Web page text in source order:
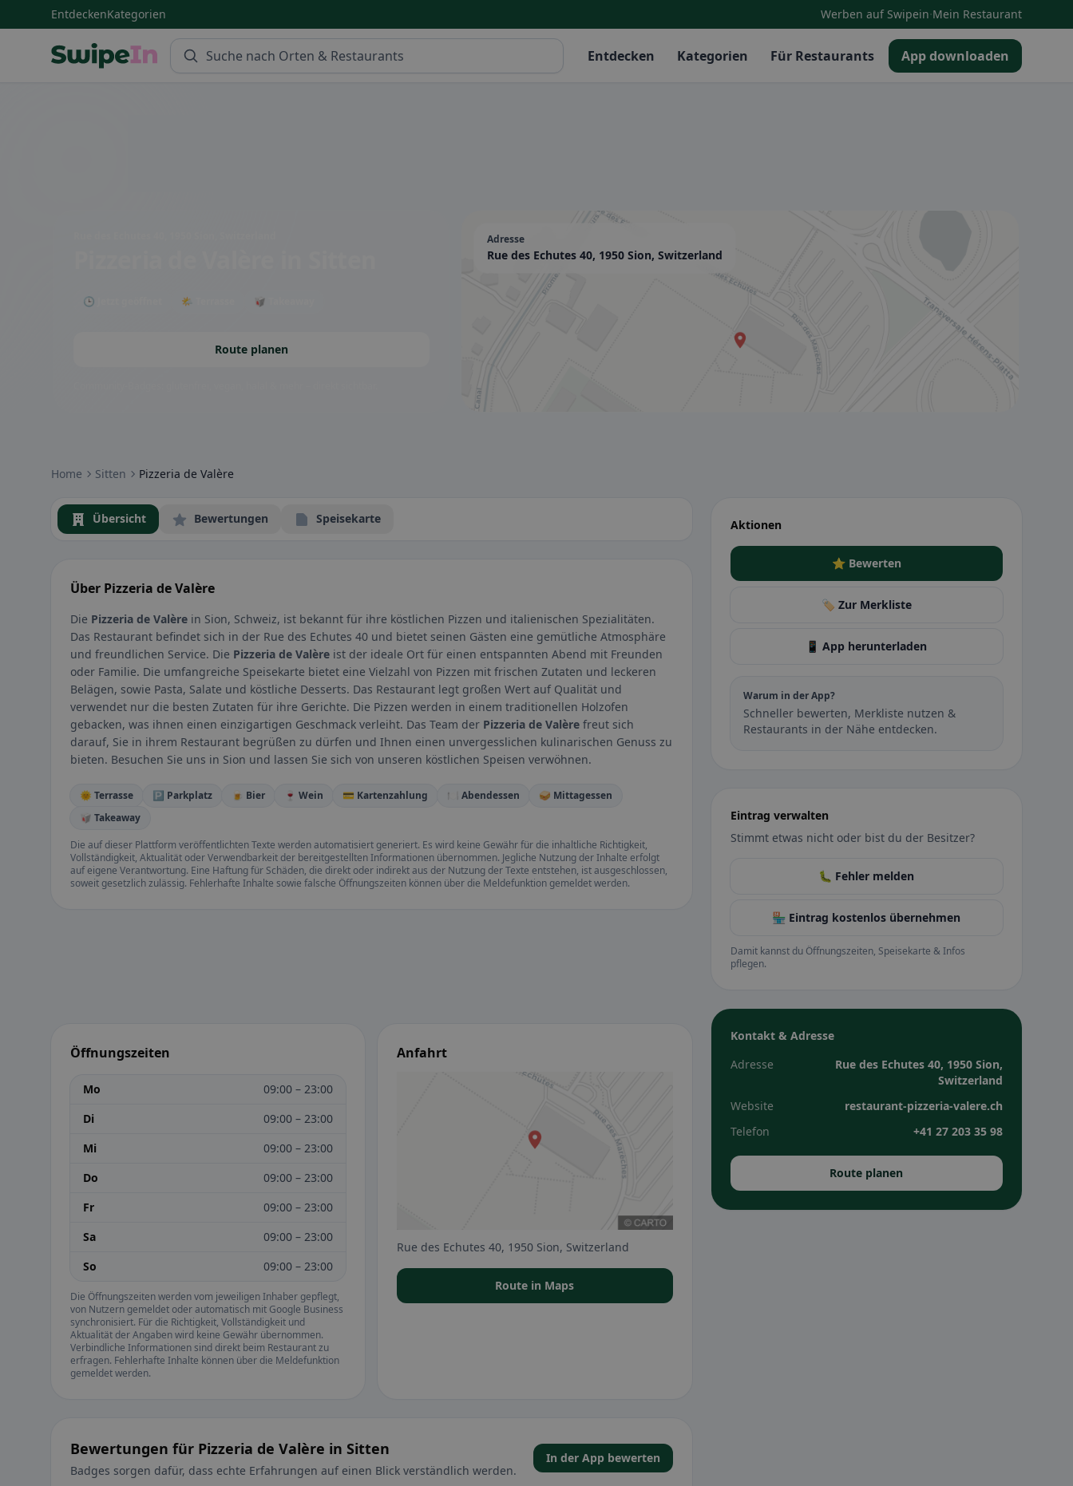
EntdeckenKategorien Werben auf Swipein·Mein Restaurant
Entdecken Kategorien Für Restaurants App downloaden
🕒 Jetzt geöffnet 🌤 Terrasse 🥡 Takeaway
Route planen
Adresse
Rue des Echutes 40, 1950 Sion, Switzerland
Home Sitten Pizzeria de Valère
Übersicht Bewertungen Speisekarte
Über Pizzeria de Valère
Die Pizzeria de Valère in Sion, Schweiz, ist bekannt für ihre köstlichen Pizzen und italienischen Spezialitäten.
Das Restaurant befindet sich in der Rue des Echutes 40 und bietet seinen Gästen eine gemütliche Atmosphäre
und freundlichen Service. Die Pizzeria de Valère ist der ideale Ort für einen entspannten Abend mit Freunden
oder Familie. Die umfangreiche Speisekarte bietet eine Vielzahl von Pizzen mit frischen Zutaten und leckeren
Belägen, sowie Pasta, Salate und köstliche Desserts. Das Restaurant legt großen Wert auf Qualität und
verwendet nur die besten Zutaten für ihre Gerichte. Die Pizzen werden in einem traditionellen Holzofen
gebacken, was ihnen einen einzigartigen Geschmack verleiht. Das Team der Pizzeria de Valère freut sich
darauf, Sie in ihrem Restaurant begrüßen zu dürfen und Ihnen einen unvergesslichen kulinarischen Genuss zu
bieten. Besuchen Sie uns in Sion und lassen Sie sich von unseren köstlichen Speisen verwöhnen.
🌞 Terrasse 🅿️ Parkplatz 🍺 Bier 🍷 Wein 💳 Kartenzahlung 🍽️ Abendessen
🥪 Mittagessen
🥡 Takeaway
Die auf dieser Plattform veröffentlichten Texte werden automatisiert generiert. Es wird keine Gewähr für die inhaltliche Richtigkeit,
Vollständigkeit, Aktualität oder Verwendbarkeit der bereitgestellten Informationen übernommen. Jegliche Nutzung der Inhalte erfolgt
auf eigene Verantwortung. Eine Haftung für Schäden, die direkt oder indirekt aus der Nutzung der Texte entstehen, ist ausgeschlossen,
soweit gesetzlich zulässig. Fehlerhafte Inhalte sowie falsche Öffnungszeiten können über die Meldefunktion gemeldet werden.
Öffnungszeiten
Mo
09:00 – 23:00
Di
09:00 – 23:00
Mi
09:00 – 23:00
Do
09:00 – 23:00
Fr
09:00 – 23:00
Sa
09:00 – 23:00
So
09:00 – 23:00
Die Öffnungszeiten werden vom jeweiligen Inhaber gepflegt,
von Nutzern gemeldet oder automatisch mit Google Business
synchronisiert. Für die Richtigkeit, Vollständigkeit und
Aktualität der Angaben wird keine Gewähr übernommen.
Verbindliche Informationen sind direkt beim Restaurant zu
erfragen. Fehlerhafte Inhalte können über die Meldefunktion
gemeldet werden.
Anfahrt
Rue des Echutes 40, 1950 Sion, Switzerland
Route in Maps
Bewertungen für Pizzeria de Valère in Sitten
Badges sorgen dafür, dass echte Erfahrungen auf einen Blick verständlich werden.
In der App bewerten
Aktionen
⭐ Bewerten
🏷️ Zur Merkliste
📱 App herunterladen
Warum in der App?
Schneller bewerten, Merkliste nutzen &
Restaurants in der Nähe entdecken.
Eintrag verwalten
Stimmt etwas nicht oder bist du der Besitzer?
🐛 Fehler melden
🏪 Eintrag kostenlos übernehmen
Damit kannst du Öffnungszeiten, Speisekarte & Infos
pflegen.
Kontakt & Adresse
Adresse
Rue des Echutes 40, 1950 Sion,
Switzerland
Website
restaurant-pizzeria-valere.ch
Telefon
+41 27 203 35 98
Route planen